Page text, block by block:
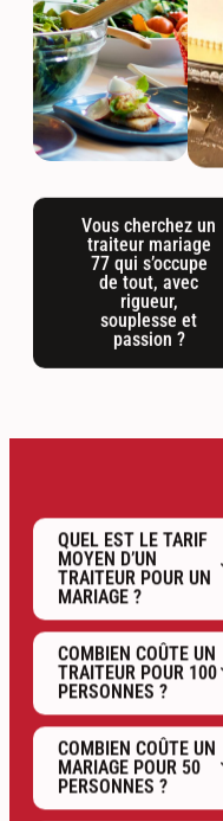
Vous cherchez un
traiteur mariage
77 qui s’occupe
de tout, avec
rigueur,
souplesse et
passion ?
QUEL EST LE TARIF
MOYEN D’UN
TRAITEUR POUR UN
MARIAGE ?
COMBIEN COÛTE UN
TRAITEUR POUR 100
PERSONNES ?
COMBIEN COÛTE UN
MARIAGE POUR 50
PERSONNES ?